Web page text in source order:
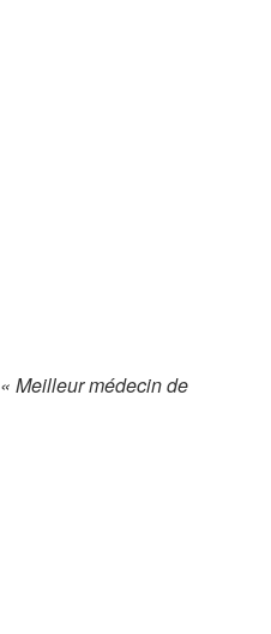
« Meilleur médecin de